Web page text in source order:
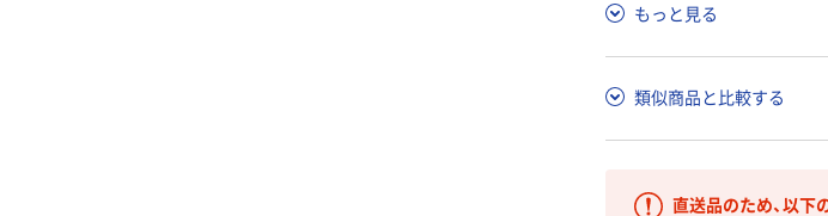
もっと見る
類似商品と比較する
直送品のため、以下